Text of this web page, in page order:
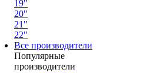
19"
20"
21"
22"
Все производители
Популярные
производители